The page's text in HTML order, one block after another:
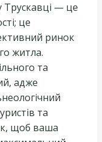
Трускавці — це
це
ринок
житла.
та
адже
та
щоб ваша